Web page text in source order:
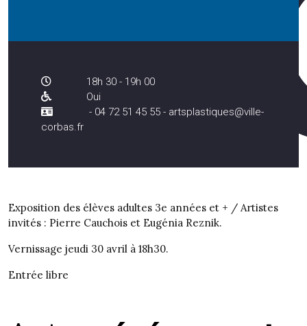
18h 30 - 19h 00
Oui
- 04 72 51 45 55 - artsplastiques@ville-
corbas.fr
Exposition des élèves adultes 3e années et + / Artistes
invités : Pierre Cauchois et Eugénia Reznik.
Vernissage jeudi 30 avril à 18h30.
Entrée libre